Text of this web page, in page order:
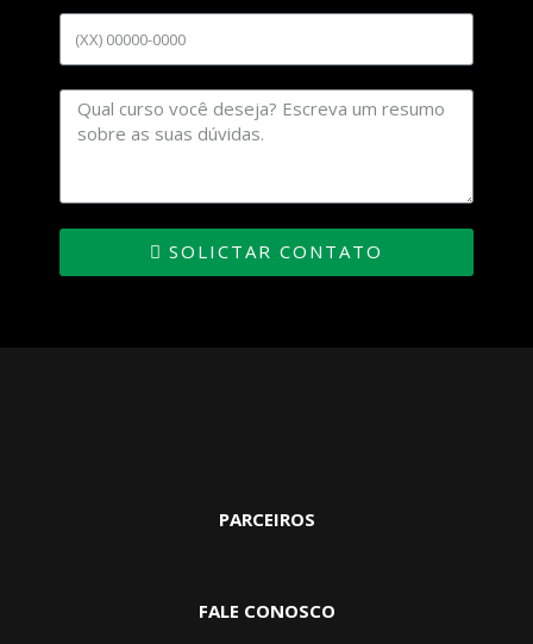
SOLICTAR CONTATO
PARCEIROS
FALE CONOSCO